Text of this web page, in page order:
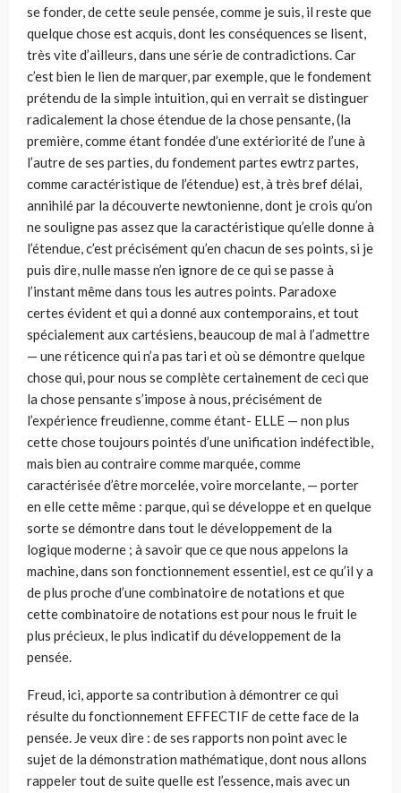
se fonder, de cette seule pensée, comme je suis, il reste que
quelque chose est acquis, dont les conséquences se lisent,
très vite d’ailleurs, dans une série de contradictions. Car
c’est bien le lien de marquer, par exemple, que le fondement
prétendu de la simple intuition, qui en verrait se distinguer
radicalement la chose étendue de la chose pensante, (la
première, comme étant fondée d’une extériorité de l’une à
l’autre de ses parties, du fondement partes ewtrz partes,
comme caractéristique de l’étendue) est, à très bref délai,
annihilé par la découverte newtonienne, dont je crois qu’on
ne souligne pas assez que la caractéristique qu’elle donne à
l’étendue, c’est précisément qu’en chacun de ses points, si je
puis dire, nulle masse n’en ignore de ce qui se passe à
l’instant même dans tous les autres points. Paradoxe
certes évident et qui a donné aux contemporains, et tout
spécialement aux cartésiens, beaucoup de mal à l’admettre
— une réticence qui n’a pas tari et où se démontre quelque
chose qui, pour nous se complète certainement de ceci que
la chose pensante s’impose à nous, précisément de
l’expérience freudienne, comme étant- ELLE — non plus
cette chose toujours pointés d’une unification indéfectible,
mais bien au contraire comme marquée, comme
caractérisée d’être morcelée, voire morcelante, — porter
en elle cette même : parque, qui se développe et en quelque
sorte se démontre dans tout le développement de la
logique moderne ; à savoir que ce que nous appelons la
machine, dans son fonctionnement essentiel, est ce qu’il y a
de plus proche d’une combinatoire de notations et que
cette combinatoire de notations est pour nous le fruit le
plus précieux, le plus indicatif du développement de la
pensée.
Freud, ici, apporte sa contribution à démontrer ce qui
résulte du fonctionnement EFFECTIF de cette face de la
pensée. Je veux dire : de ses rapports non point avec le
sujet de la démonstration mathématique, dont nous allons
rappeler tout de suite quelle est l’essence, mais avec un